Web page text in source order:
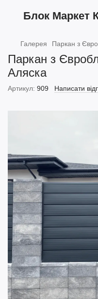
Блок Маркет
Галерея Паркан з
Паркан з
Аляска
Артикул: 909 Написати